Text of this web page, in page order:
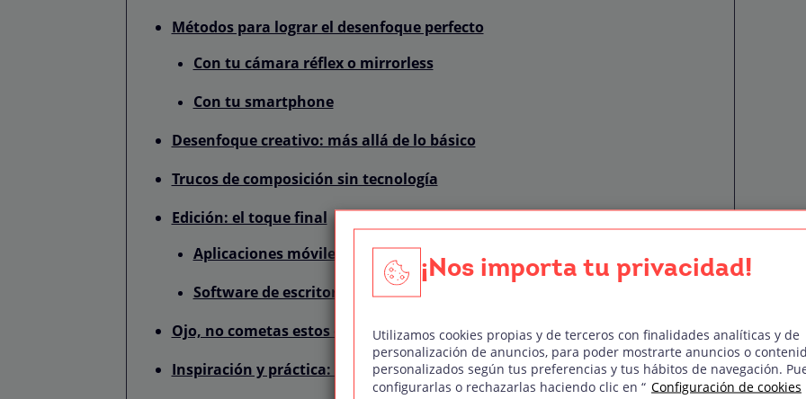
Métodos para lograr el desenfoque perfecto
Con tu cámara réflex o mirrorless
Con tu smartphone
Desenfoque creativo: más allá de lo básico
Trucos de composición sin tecnología
Edición: el toque final
Aplicaciones móviles recomendadas
Software de escritorio profesional
Ojo, no cometas estos errores
Inspiración y práctica: desarrolla tu ojo
¡Nos importa tu privacidad!
Utilizamos cookies propias y de terceros con finalidades analíticas y de
personalización de anuncios, para poder mostrarte anuncios o
personalizados según tus preferencias y tus hábitos de navegación.
configurarlas o rechazarlas haciendo clic en “ Configuración de cookies